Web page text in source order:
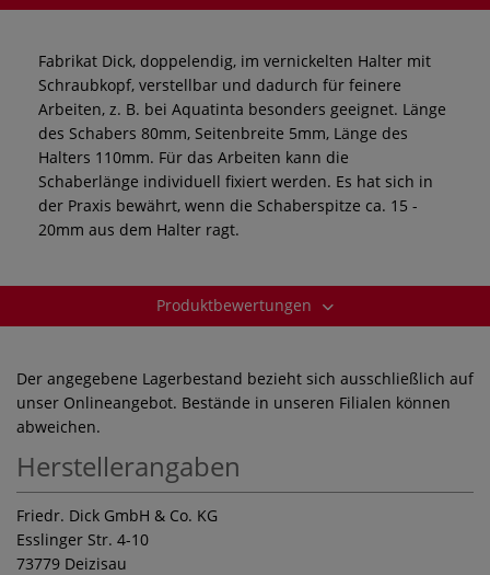
Fabrikat Dick, doppelendig, im vernickelten Halter mit
Schraubkopf, verstellbar und dadurch für feinere
Arbeiten, z. B. bei Aquatinta besonders geeignet. Länge
des Schabers 80mm, Seitenbreite 5mm, Länge des
Halters 110mm. Für das Arbeiten kann die
Schaberlänge individuell fixiert werden. Es hat sich in
der Praxis bewährt, wenn die Schaberspitze ca. 15 -
20mm aus dem Halter ragt.
Produktbewertungen
Der angegebene Lagerbestand bezieht sich ausschließlich auf
unser Onlineangebot. Bestände in unseren Filialen können
abweichen.
Herstellerangaben
Friedr. Dick GmbH & Co. KG
Esslinger Str. 4-10
73779 Deizisau